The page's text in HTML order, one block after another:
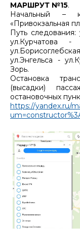
МАРШРУТ №15.
Начальный –
«Привокзальная
Путь
ул.Курчатова -
ул.Энгельса -
Зорь.
Остановка
(высадки)
остановочных
https://yandex.ru/